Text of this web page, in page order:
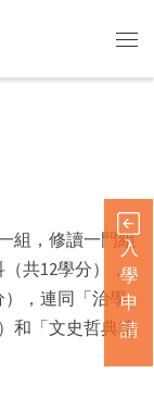
組，修讀一門組
共12學分），
），連同「治學
和「文史哲典籍
入
學
申
請